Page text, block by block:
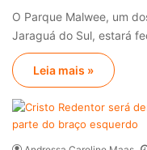
O Parque Malwee, um
Jaraguá do Sul, estará
Leia mais »